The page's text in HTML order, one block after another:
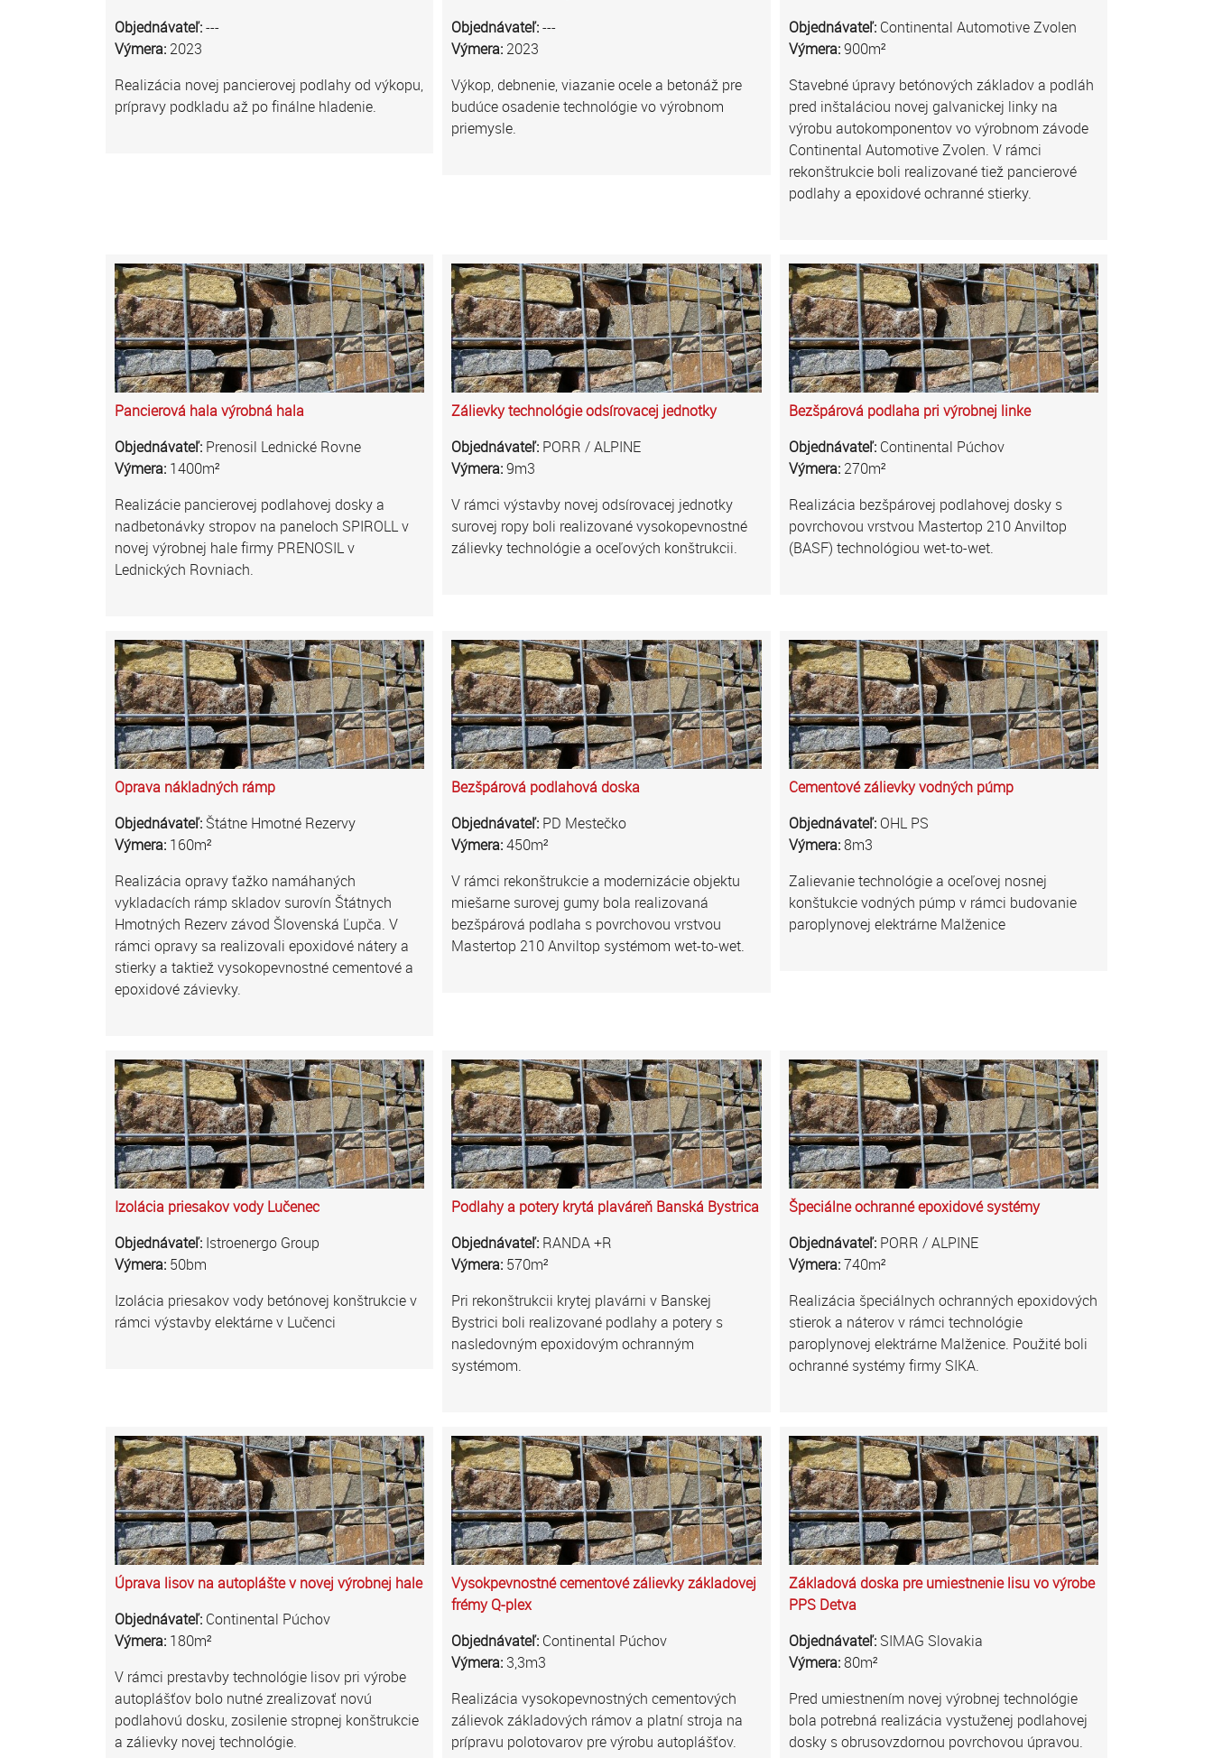
Objednávateľ:---
Výmera: 2023
Realizácia novej pancierovej podlahy od výkopu,
prípravy podkladu až po finálne hladenie.
Objednávateľ:---
Výmera: 2023
Výkop, debnenie, viazanie ocele a betonáž pre
budúce osadenie technológie vo výrobnom
priemysle.
Objednávateľ:Continental Automotive Zvolen
Výmera:900m²
Stavebné úpravy betónových základov a podláh
pred inštaláciou novej galvanickej linky na
výrobu autokomponentov vo výrobnom závode
Continental Automotive Zvolen. V rámci
rekonštrukcie boli realizované tiež pancierové
podlahy a epoxidové ochranné stierky.
Pancierová hala výrobná hala
Objednávateľ: Prenosil Lednické Rovne
Výmera: 1400m²
Realizácie pancierovej podlahovej dosky a
nadbetonávky stropov na paneloch SPIROLL v
novej výrobnej hale firmy PRENOSIL v
Lednických Rovniach.
Zálievky technológie odsírovacej jednotky
Objednávateľ: PORR / ALPINE
Výmera:9m3
V rámci výstavby novej odsírovacej jednotky
surovej ropy boli realizované vysokopevnostné
zálievky technológie a oceľových konštrukcii.
Bezšpárová podlaha pri výrobnej linke
Objednávateľ:Continental Púchov
Výmera:270m²
Realizácia bezšpárovej podlahovej dosky s
povrchovou vrstvou Mastertop 210 Anviltop
(BASF) technológiou wet-to-wet.
Oprava nákladných rámp
Objednávateľ: Štátne Hmotné Rezervy
Výmera: 160m²
Realizácia opravy ťažko namáhaných
vykladacích rámp skladov surovín Štátnych
Hmotných Rezerv závod Šlovenská Ľupča. V
rámci opravy sa realizovali epoxidové nátery a
stierky a taktiež vysokopevnostné cementové a
epoxidové závievky.
Bezšpárová podlahová doska
Objednávateľ: PD Mestečko
Výmera:450m²
V rámci rekonštrukcie a modernizácie objektu
miešarne surovej gumy bola realizovaná
bezšpárová podlaha s povrchovou vrstvou
Mastertop 210 Anviltop systémom wet-to-wet.
Cementové zálievky vodných púmp
Objednávateľ:OHL PS
Výmera:8m3
Zalievanie technológie a oceľovej nosnej
konštukcie vodných púmp v rámci budovanie
paroplynovej elektrárne Malženice
Izolácia priesakov vody Lučenec
Objednávateľ: Istroenergo Group
Výmera: 50bm
Izolácia priesakov vody betónovej konštrukcie v
rámci výstavby elektárne v Lučenci
Podlahy a potery krytá plaváreň Banská Bystrica
Objednávateľ: RANDA +R
Výmera: 570m²
Pri rekonštrukcii krytej plavárni v Banskej
Bystrici boli realizované podlahy a potery s
nasledovným epoxidovým ochranným
systémom.
Špeciálne ochranné epoxidové systémy
Objednávateľ:PORR / ALPINE
Výmera:740m²
Realizácia špeciálnych ochranných epoxidových
stierok a náterov v rámci technológie
paroplynovej elektrárne Malženice. Použité boli
ochranné systémy firmy SIKA.
Úprava lisov na autoplášte v novej výrobnej hale
Objednávateľ: Continental Púchov
Výmera: 180m²
V rámci prestavby technológie lisov pri výrobe
autoplášťov bolo nutné zrealizovať novú
podlahovú dosku, zosilenie stropnej konštrukcie
a zálievky novej technológie.
Vysokpevnostné cementové zálievky základovej
frémy Q-plex
Objednávateľ: Continental Púchov
Výmera: 3,3m3
Realizácia vysokopevnostných cementových
zálievok základových rámov a platní stroja na
prípravu polotovarov pre výrobu autoplášťov.
Základová doska pre umiestnenie lisu vo výrobe
PPS Detva
Objednávateľ:SIMAG Slovakia
Výmera:80m²
Pred umiestnením novej výrobnej technológie
bola potrebná realizácia vystuženej podlahovej
dosky s obrusovzdornou povrchovou úpravou.